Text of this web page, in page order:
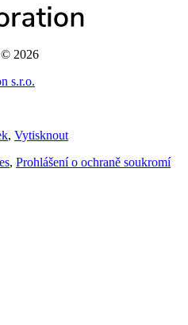
© 2026
s.r.o.
, Vytisknout
, Prohlášení o ochraně soukromí